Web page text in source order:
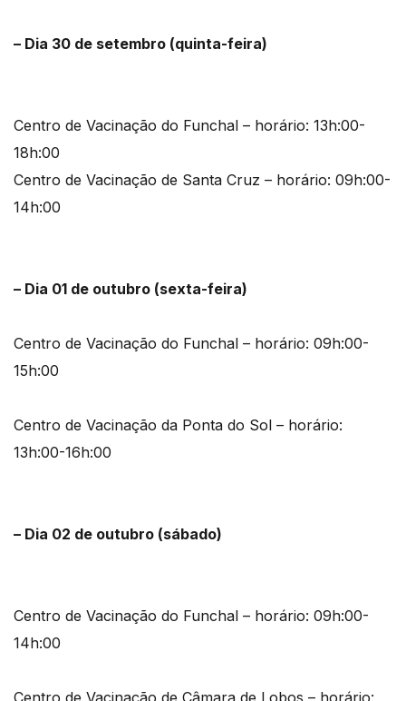
– Dia 30 de setembro (quinta-feira)
Centro de Vacinação do Funchal – horário: 13h:00-
18h:00
Centro de Vacinação de Santa Cruz – horário: 09h:00-
14h:00
– Dia 01 de outubro (sexta-feira)
Centro de Vacinação do Funchal – horário: 09h:00-
15h:00
Centro de Vacinação da Ponta do Sol – horário:
13h:00-16h:00
– Dia 02 de outubro (sábado)
Centro de Vacinação do Funchal – horário: 09h:00-
14h:00